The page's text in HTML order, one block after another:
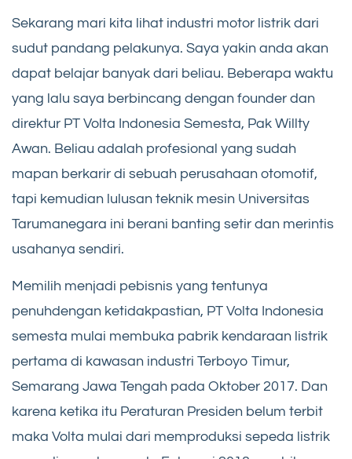
Sekarang mari kita lihat industri motor listrik dari
sudut pandang pelakunya. Saya yakin anda akan
dapat belajar banyak dari beliau. Beberapa waktu
yang lalu saya berbincang dengan founder dan
direktur PT Volta Indonesia Semesta, Pak Willty
Awan. Beliau adalah profesional yang sudah
mapan berkarir di sebuah perusahaan otomotif,
tapi kemudian lulusan teknik mesin Universitas
Tarumanegara ini berani banting setir dan merintis
usahanya sendiri.
Memilih menjadi pebisnis yang tentunya
penuhdengan ketidakpastian, PT Volta Indonesia
semesta mulai membuka pabrik kendaraan listrik
pertama di kawasan industri Terboyo Timur,
Semarang Jawa Tengah pada Oktober 2017. Dan
karena ketika itu Peraturan Presiden belum terbit
maka Volta mulai dari memproduksi sepeda listrik